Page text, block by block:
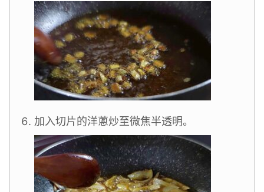
加入切片的洋蔥炒至微焦半透明。